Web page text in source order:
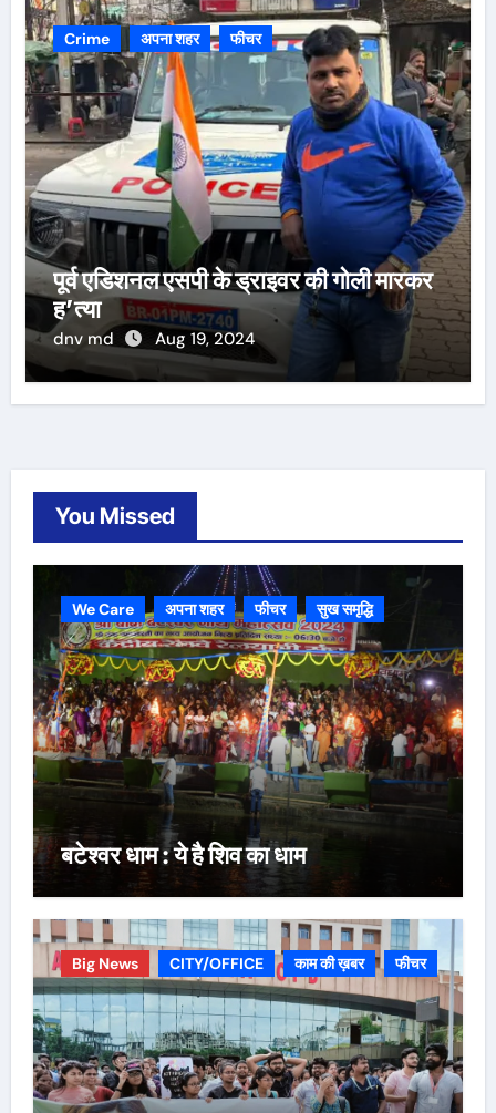
Crime अपना शहर फीचर
पूर्व एडिशनल एसपी के ड्राइवर की गोली मारकर
ह’त्या
dnv md Aug 19, 2024
You Missed
We Care अपना शहर फीचर सुख समृद्धि
बटेश्वर धाम : ये है शिव का धाम
Big News CITY/OFFICE काम की ख़बर फीचर